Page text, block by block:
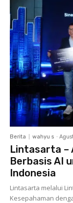
Berita wahyu s -
Lintasarta –
Berbasis AI
Indonesia
Lintasarta melalui
Kesepahaman